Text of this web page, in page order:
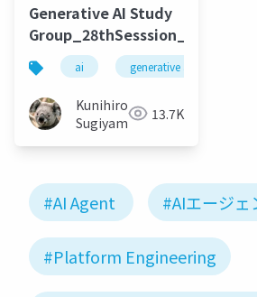
Generative AI Study
Group_28thSesssion_20240730
ai generative ai
Kunihiro
Sugiyama
13.7K
#AI Agent #AIエージェ
#Platform Engineering